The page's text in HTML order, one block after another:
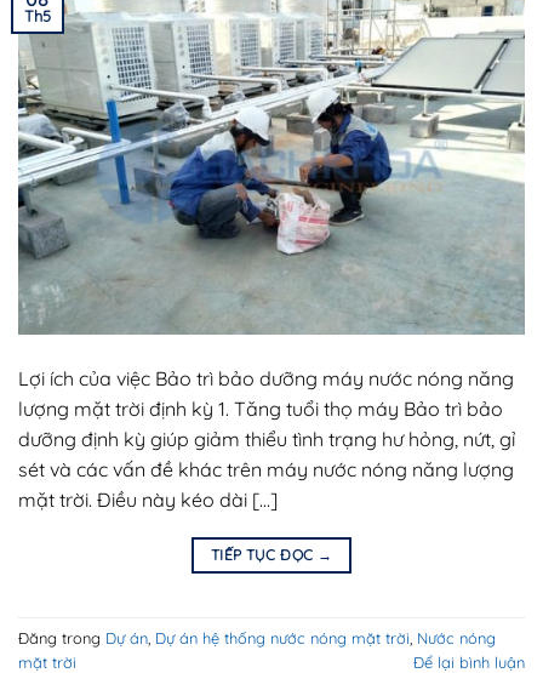
Th5
Lợi ích của việc Bảo trì bảo dưỡng máy nước nóng năng
lượng mặt trời định kỳ 1. Tăng tuổi thọ máy Bảo trì bảo
dưỡng định kỳ giúp giảm thiểu tình trạng hư hỏng, nứt, gỉ
sét và các vấn đề khác trên máy nước nóng năng lượng
mặt trời. Điều này kéo dài […]
TIẾP TỤC ĐỌC →
Đăng trong Dự án Dự án hệ thống nước nóng mặt trời Nước nóng
mặt trời
Để lại bình luận